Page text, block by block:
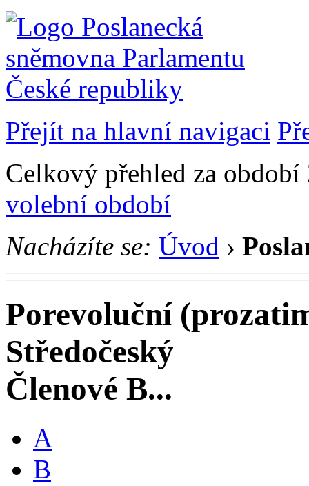
Přejít na hlavní navigaci
Celkový přehled za
volební období
Nacházíte se: Úvod ›
Porevoluční
Středočeský
Členové B...
A
B